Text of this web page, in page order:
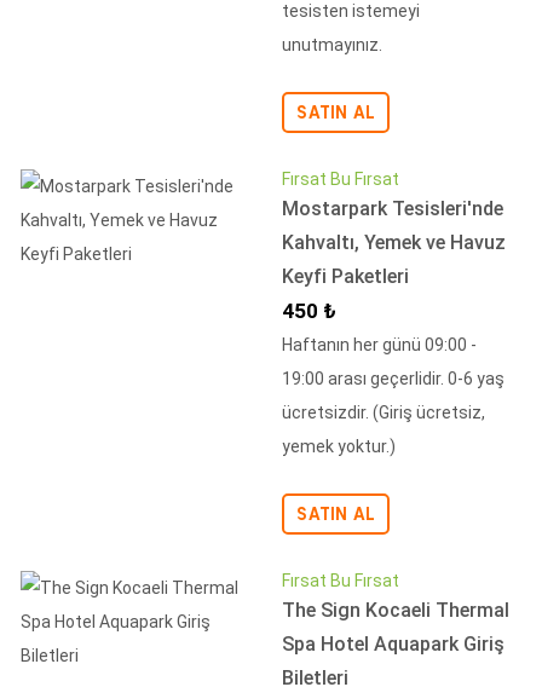
tesisten istemeyi
unutmayınız.
SATIN AL
Fırsat Bu Fırsat
Mostarpark Tesisleri'nde
Kahvaltı, Yemek ve Havuz
Keyfi Paketleri
İndirimli Fiyat
450 ₺
Haftanın her günü 09:00 -
19:00 arası geçerlidir. 0-6 yaş
ücretsizdir. (Giriş ücretsiz,
yemek yoktur.)
SATIN AL
Fırsat Bu Fırsat
The Sign Kocaeli Thermal
Spa Hotel Aquapark Giriş
Biletleri